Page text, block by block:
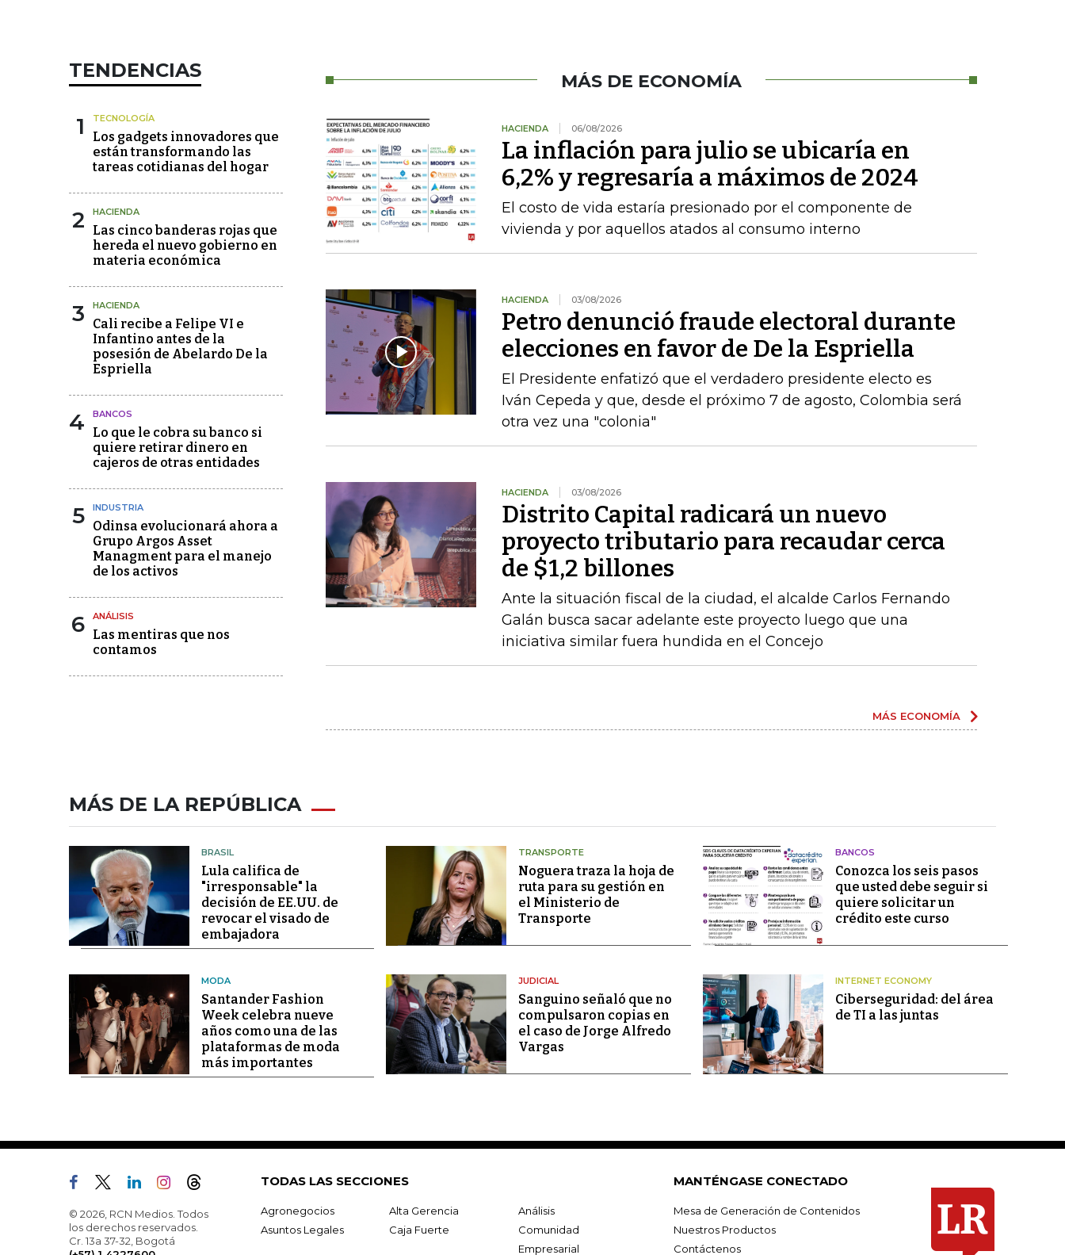
TENDENCIAS
1 TECNOLOGÍA
Los gadgets innovadores que
están transformando las
tareas cotidianas del hogar
2 HACIENDA
Las cinco banderas rojas que
hereda el nuevo gobierno en
materia económica
3 HACIENDA
Cali recibe a Felipe VI e
Infantino antes de la
posesión de Abelardo De la
Espriella
4 BANCOS
Lo que le cobra su banco si
quiere retirar dinero en
cajeros de otras entidades
5 INDUSTRIA
Odinsa evolucionará ahora a
Grupo Argos Asset
Managment para el manejo
de los activos
6 ANÁLISIS
Las mentiras que nos
contamos
MÁS DE ECONOMÍA
HACIENDA 06/08/2026
La inflación para julio se ubicaría en
6,2% y regresaría a máximos de 2024
El costo de vida estaría presionado por el componente de
vivienda y por aquellos atados al consumo interno
HACIENDA 03/08/2026
Petro denunció fraude electoral durante
elecciones en favor de De la Espriella
El Presidente enfatizó que el verdadero presidente electo es
Iván Cepeda y que, desde el próximo 7 de agosto, Colombia será
otra vez una "colonia"
HACIENDA 03/08/2026
Distrito Capital radicará un nuevo
proyecto tributario para recaudar cerca
de $1,2 billones
Ante la situación fiscal de la ciudad, el alcalde Carlos Fernando
Galán busca sacar adelante este proyecto luego que una
iniciativa similar fuera hundida en el Concejo
MÁS ECONOMÍA
MÁS DE LA REPÚBLICA
BRASIL
Lula califica de
"irresponsable" la
decisión de EE.UU. de
revocar el visado de
embajadora
TRANSPORTE
Noguera traza la hoja de
ruta para su gestión en
el Ministerio de
Transporte
BANCOS
Conozca los seis pasos
que usted debe seguir si
quiere solicitar un
crédito este curso
MODA
Santander Fashion
Week celebra nueve
años como una de las
plataformas de moda
más importantes
JUDICIAL
Sanguino señaló que no
compulsaron copias en
el caso de Jorge Alfredo
Vargas
INTERNET ECONOMY
Ciberseguridad: del área
de TI a las juntas
© 2026, RCN Medios. Todos
los derechos reservados.
Cr. 13a 37-32, Bogotá
TODAS LAS SECCIONES
Agronegocios Alta Gerencia
Análisis
Asuntos Legales
Caja Fuerte
Comunidad
Empresarial
MANTÉNGASE CONECTADO
Mesa de Generación de Contenidos
Nuestros Productos
Contáctenos